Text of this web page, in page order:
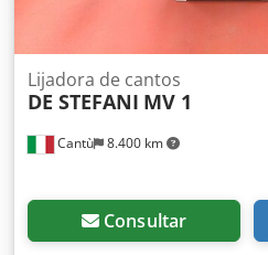
Cantù 8.400 km
Lijadora de cantos
DE STEFANI MV 1
Consultar